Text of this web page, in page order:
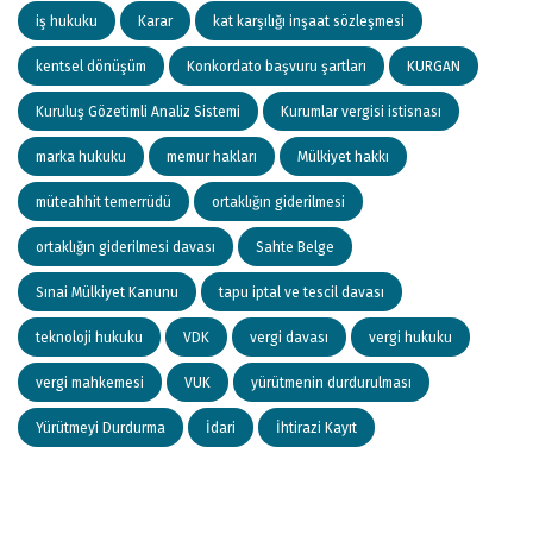
iş hukuku Karar kat karşılığı inşaat sözleşmesi
kentsel dönüşüm Konkordato başvuru şartları KURGAN
Kuruluş Gözetimli Analiz Sistemi Kurumlar vergisi istisnası
marka hukuku memur hakları Mülkiyet hakkı
müteahhit temerrüdü ortaklığın giderilmesi
ortaklığın giderilmesi davası Sahte Belge
Sınai Mülkiyet Kanunu tapu iptal ve tescil davası
teknoloji hukuku VDK vergi davası vergi hukuku
vergi mahkemesi VUK yürütmenin durdurulması
Yürütmeyi Durdurma İdari İhtirazi Kayıt